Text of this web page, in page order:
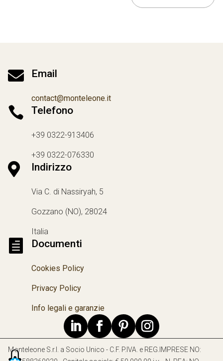
 Email
contact@monteleone.it
 Telefono
+39 0322-913406
+39 0322-076330
 Indirizzo
Via C. di Nassiryah, 5
Gozzano (NO), 28024
Italia
 Documenti
Cookies Policy
Privacy Policy
Info legali e garanzie
Monteleone S.r.l. a Socio Unico - C.F. P.IVA. e REG.IMPRESE NO: